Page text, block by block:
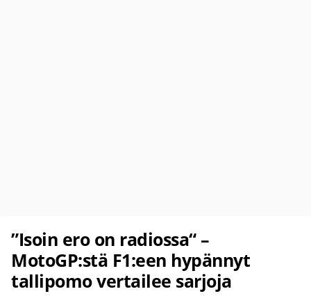
”Isoin ero on radiossa“ –
MotoGP:stä F1:een hypännyt
tallipomo vertailee sarjoja